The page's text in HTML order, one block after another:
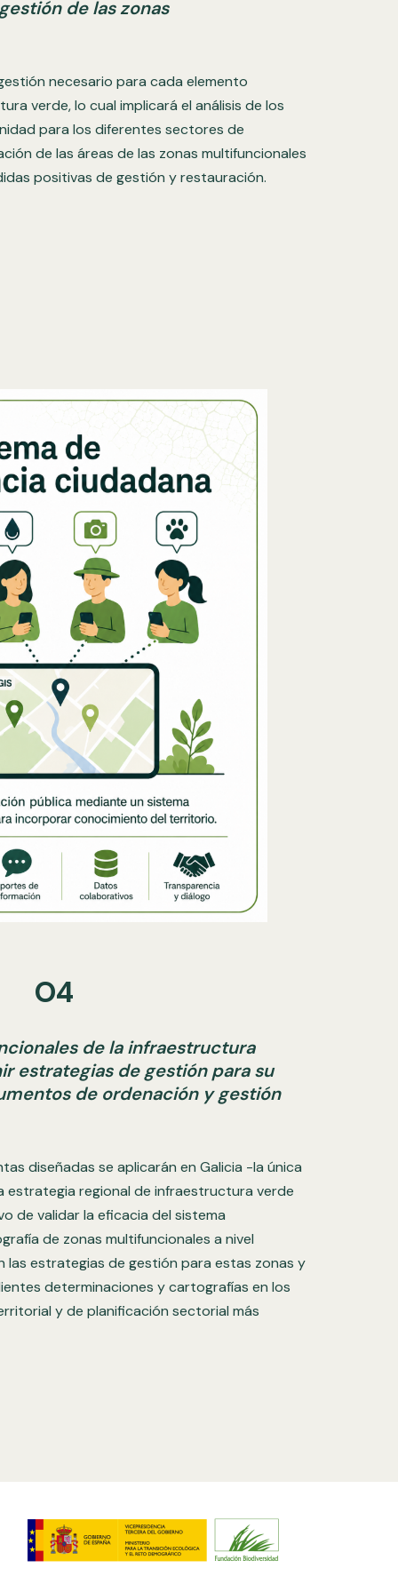
de las zonas
necesario para cada elemento
verde, lo cual implicará el análisis de los
para los diferentes sectores de
de las áreas de las zonas multifuncionales
positivas de gestión y restauración.
O4
de la infraestructura
estrategias de gestión para su
de ordenación y gestión
diseñadas se aplicarán en Galicia -la única
estrategia regional de infraestructura verde
de validar la eficacia del sistema
de zonas multifuncionales a nivel
las estrategias de gestión para estas zonas y
determinaciones y cartografías en los
y de planificación sectorial más